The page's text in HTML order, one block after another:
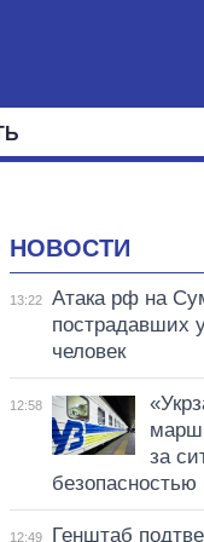
НОВОСТИ
13:22
Атака рф на
пострадавших
человек
12:58
за
безопасностью
12:49
Генштаб